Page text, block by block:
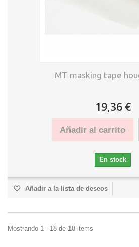
MT masking tape
19,36 €
Añadir al carrito
En stock
Añadir a la lista de deseos
Mostrando 1 - 18 de 18 items